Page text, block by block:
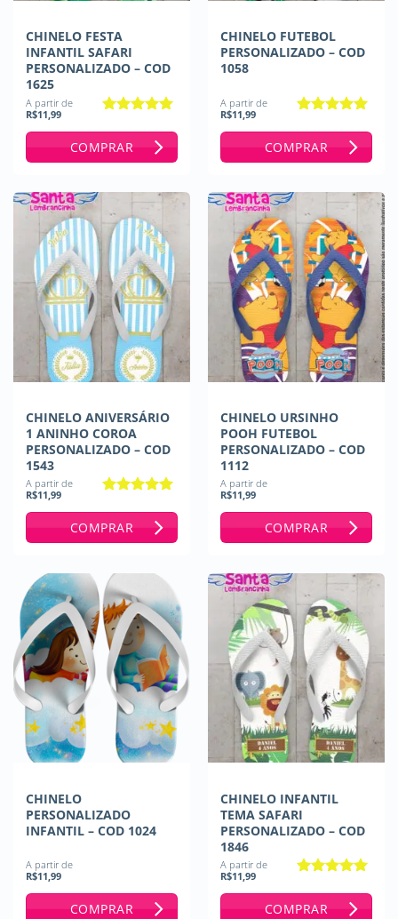
CHINELO FESTA
INFANTIL SAFARI
PERSONALIZADO – COD
1625
A partir de
R$11,99
COMPRAR
CHINELO FUTEBOL
PERSONALIZADO – COD
1058
A partir de
R$11,99
COMPRAR
CHINELO ANIVERSÁRIO
1 ANINHO COROA
PERSONALIZADO – COD
1543
A partir de
R$11,99
COMPRAR
CHINELO URSINHO
POOH FUTEBOL
PERSONALIZADO – COD
1112
A partir de
R$11,99
COMPRAR
CHINELO
PERSONALIZADO
INFANTIL – COD 1024
A partir de
R$11,99
COMPRAR
CHINELO INFANTIL
TEMA SAFARI
PERSONALIZADO – COD
1846
A partir de
R$11,99
COMPRAR